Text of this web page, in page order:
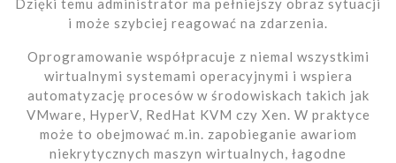
Dzięki temu administrator ma pełniejszy obraz sytuacji
i może szybciej reagować na zdarzenia.
Oprogramowanie współpracuje z niemal wszystkimi
wirtualnymi systemami operacyjnymi i wspiera
automatyzację procesów w środowiskach takich jak
VMware, HyperV, RedHat KVM czy Xen. W praktyce
może to obejmować m.in. zapobieganie awariom
niekrytycznych maszyn wirtualnych, łagodne